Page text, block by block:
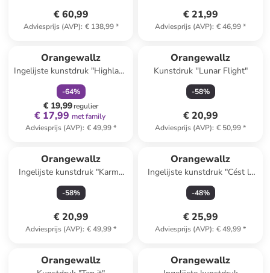
€ 60,99
Adviesprijs (AVP): € 138,99*
€ 21,99
Adviesprijs (AVP): € 46,99*
Orangewallz
Ingelijste kunstdruk "Highland
Break"
-64%
€ 19,99regulier
€ 17,99 met family
Adviesprijs (AVP): € 49,99*
Orangewallz
Kunstdruk ''Lunar Flight"
-58%
€ 20,99
Adviesprijs (AVP): € 50,99*
Orangewallz
Ingelijste kunstdruk "Karma
Power Words" - (B)40 x (H)50
cm
-58%
€ 20,99
Adviesprijs (AVP): € 49,99*
Orangewallz
Ingelijste kunstdruk "Cést la
vie" - (B)40 x (H)50 cm
-48%
€ 25,99
Adviesprijs (AVP): € 49,99*
Orangewallz Orangewallz